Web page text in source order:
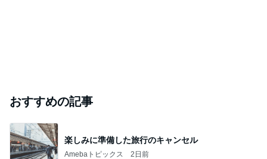
おすすめの記事
楽しみに準備した旅行のキャンセル
Amebaトピックス 2日前